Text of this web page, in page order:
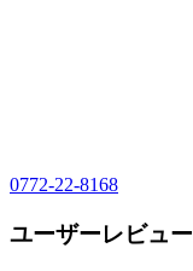
0772-22-8168
ユーザーレビュー